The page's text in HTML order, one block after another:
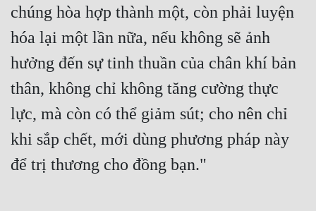
Dị Giới
Dị Năng
Gia Đấu
Góc Nhìn Nam
Góc Nhìn Nữ
chúng hòa hợp thành một, còn phải luyện
hóa lại một lần nữa, nếu không sẽ ảnh
hưởng đến sự tinh thuần của chân khí bản
thân, không chỉ không tăng cường thực
lực, mà còn có thể giảm sút; cho nên chỉ
khi sắp chết, mới dùng phương pháp này
để trị thương cho đồng bạn."